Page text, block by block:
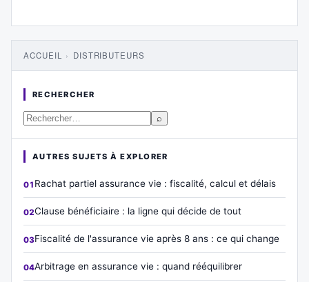
ACCUEIL › DISTRIBUTEURS
RECHERCHER
⌕
AUTRES SUJETS À EXPLORER
Rachat partiel assurance vie : fiscalité, calcul et délais
Clause bénéficiaire : la ligne qui décide de tout
Fiscalité de l'assurance vie après 8 ans : ce qui change
Arbitrage en assurance vie : quand rééquilibrer